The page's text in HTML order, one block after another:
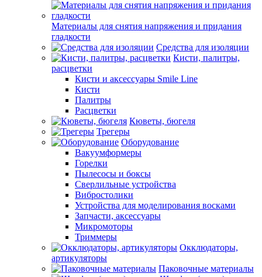
Материалы для снятия напряжения и придания
гладкости
Средства для изоляции
Кисти, палитры,
расцветки
Кисти и аксессуары Smile Line
Кисти
Палитры
Расцветки
Кюветы, бюгеля
Трегеры
Оборудование
Вакуумформеры
Горелки
Пылесосы и боксы
Сверлильные устройства
Вибростолики
Устройства для моделирования восками
Запчасти, аксессуары
Микромоторы
Триммеры
Окклюдаторы,
артикуляторы
Паковочные материалы